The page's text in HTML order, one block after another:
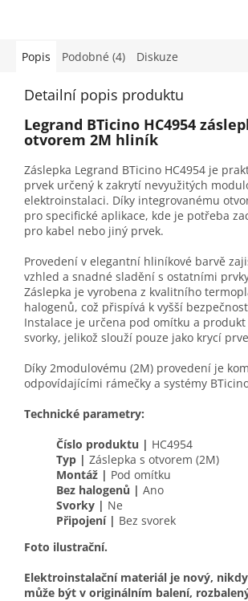
Popis Podobné (4) Diskuze
Detailní popis produktu
Legrand BTicino HC4954
otvorem 2M hliník
Záslepka Legrand BTicino HC4954 je
prvek určený k zakrytí nevyužitých
elektroinstalaci. Díky integrovanému
pro specifické aplikace, kde je potřeba
pro kabel nebo jiný prvek.
Provedení v elegantní hliníkové barvě
vzhled a snadné sladění s ostatními
Záslepka je vyrobena z kvalitního
halogenů, což přispívá k vyšší
Instalace je určena pod omítku a
svorky, jelikož slouží pouze jako krycí
Díky 2modulovému (2M) provedení je
odpovídajícími rámečky a systémy
Technické parametry:
Číslo produktu | HC4954
Typ | Záslepka s otvorem (2M)
Montáž | Pod omítku
Bez halogenů | Ano
Svorky | Ne
Připojení | Bez svorek
Foto ilustrační.
Elektroinstalační materiál je nový,
může být v originálním balení,